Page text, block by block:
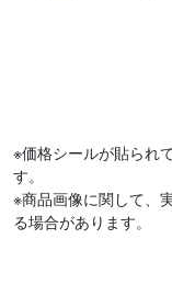
※価格シールが貼られ
す。
※商品画像に関して、
る場合があります。